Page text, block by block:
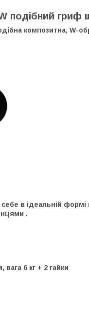
подібний гриф
композитна, W-
в ідеальній
.
6 кг + 2 гайки